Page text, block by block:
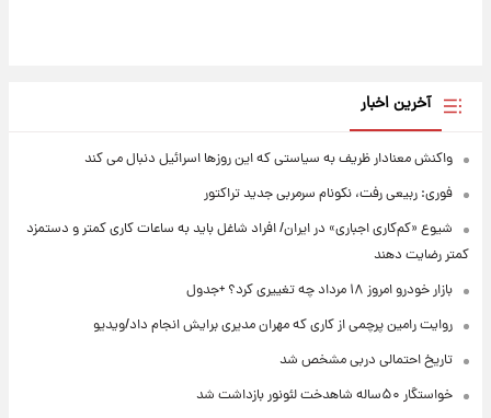
آخرین اخبار
واکنش معنادار ظریف به سیاستی که این روزها اسرائیل دنبال می کند
فوری: ربیعی رفت، نکونام سرمربی جدید تراکتور
شیوع «کم‌کاری اجباری» در ایران/ افراد شاغل باید به ساعات کاری کمتر و دستمزد
کمتر رضایت دهند
بازار خودرو امروز ۱۸ مرداد چه تغییری کرد؟ +جدول
روایت رامین پرچمی از کاری که مهران مدیری برایش انجام داد/ویدیو
تاریخ احتمالی دربی مشخص شد
خواستگار ۵۰ساله شاهدخت لئونور بازداشت شد